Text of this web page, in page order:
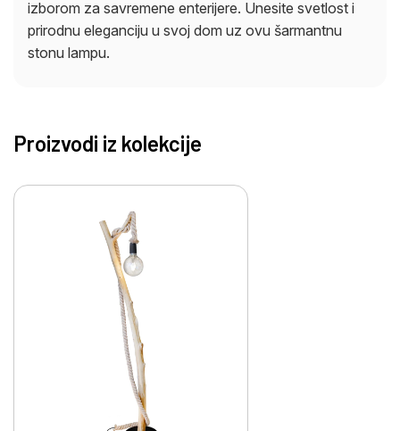
izborom za savremene enterijere. Unesite svetlost i
prirodnu eleganciju u svoj dom uz ovu šarmantnu
stonu lampu.
Proizvodi iz kolekcije